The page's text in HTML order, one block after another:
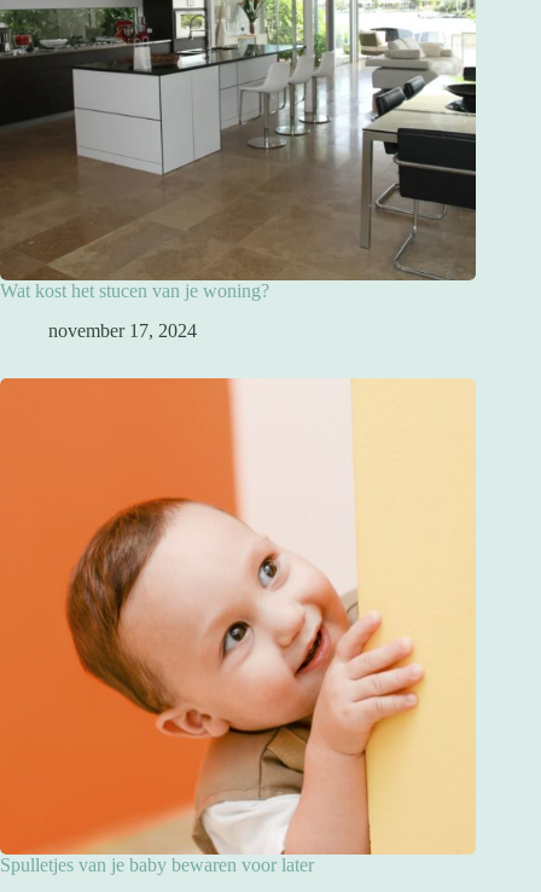
Wat kost het stucen van je woning?
november 17, 2024
Spulletjes van je baby bewaren voor later